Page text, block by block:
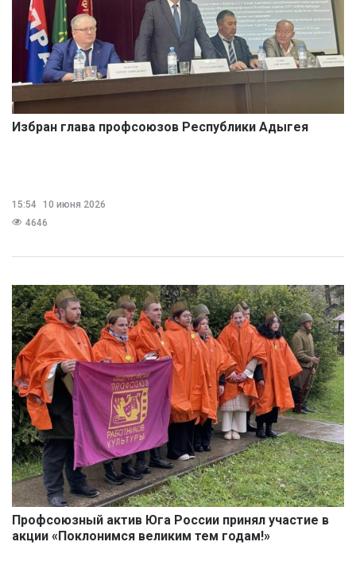
Избран глава профсоюзов Республики Адыгея
15:54
10 июня 2026
4646
Профсоюзный актив Юга России принял участие в
акции «Поклонимся великим тем годам!»